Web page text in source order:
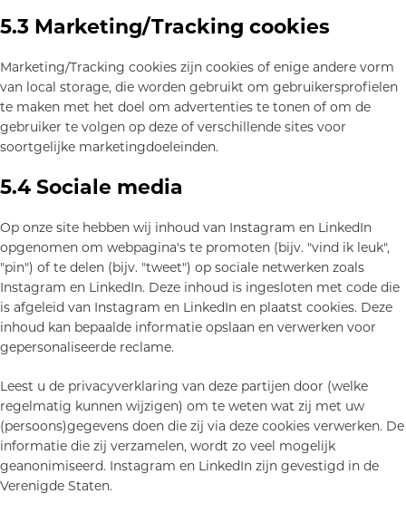
5.3 Marketing/Tracking cookies
Marketing/Tracking cookies zijn cookies of enige andere vorm
van local storage, die worden gebruikt om gebruikersprofielen
te maken met het doel om advertenties te tonen of om de
gebruiker te volgen op deze of verschillende sites voor
soortgelijke marketingdoeleinden.
5.4 Sociale media
Op onze site hebben wij inhoud van Instagram en LinkedIn
opgenomen om webpagina's te promoten (bijv. "vind ik leuk",
"pin") of te delen (bijv. "tweet") op sociale netwerken zoals
Instagram en LinkedIn. Deze inhoud is ingesloten met code die
is afgeleid van Instagram en LinkedIn en plaatst cookies. Deze
inhoud kan bepaalde informatie opslaan en verwerken voor
gepersonaliseerde reclame.
Leest u de privacyverklaring van deze partijen door (welke
regelmatig kunnen wijzigen) om te weten wat zij met uw
(persoons)gegevens doen die zij via deze cookies verwerken. De
informatie die zij verzamelen, wordt zo veel mogelijk
geanonimiseerd. Instagram en LinkedIn zijn gevestigd in de
Verenigde Staten.